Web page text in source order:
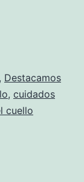
, Destacamos
, cuidados
cuello